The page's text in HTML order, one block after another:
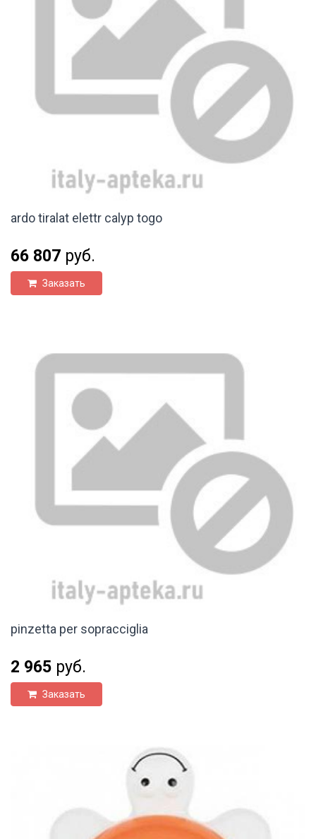
ardo tiralat elettr calyp togo
66 807 руб.
Заказать
pinzetta per sopracciglia
2 965 руб.
Заказать